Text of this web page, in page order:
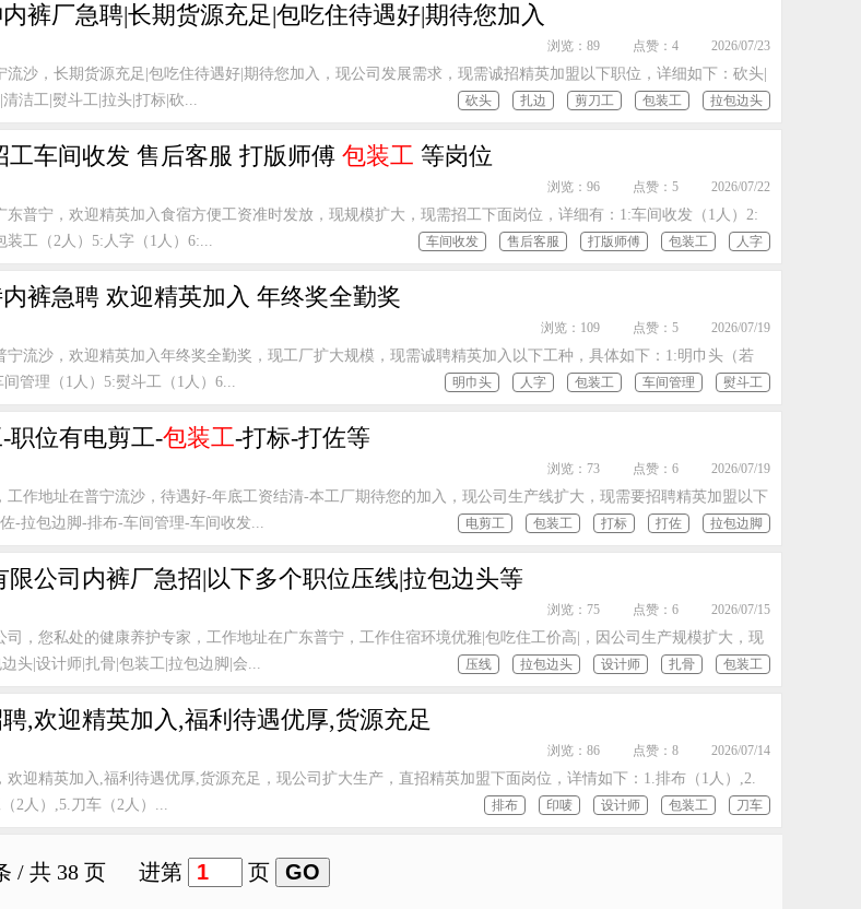
浏览：89 点赞：4 2026/07/23
裤厂急聘|长期货源充足|包吃住待遇好|期待您加入
流沙，长期货源充足|包吃住待遇好|期待您加入，现公司发展需求，现需诚招精英加盟以下职位，详细如下：砍头|
洁工|熨斗工|拉头|打标|砍...
砍头 扎边 剪刀工 包装工 拉包边头
浏览：96 点赞：5 2026/07/22
车间收发 售后客服 打版师傅 包装工 等岗位
东普宁，欢迎精英加入食宿方便工资准时发放，现规模扩大，现需招工下面岗位，详细有：1:车间收发（1人）2:
工（2人）5:人字（1人）6:...
车间收发 售后客服 打版师傅 包装工 人字
浏览：109 点赞：5 2026/07/19
裤急聘 欢迎精英加入 年终奖全勤奖
宁流沙，欢迎精英加入年终奖全勤奖，现工厂扩大规模，现需诚聘精英加入以下工种，具体如下：1:明巾头（若
管理（1人）5:熨斗工（1人）6...
明巾头 人字 包装工 车间管理 熨斗工
浏览：73 点赞：6 2026/07/19
职位有电剪工-包装工-打标-打佐等
工作地址在普宁流沙，待遇好-年底工资结清-本工厂期待您的加入，现公司生产线扩大，现需要招聘精英加盟以下
-拉包边脚-排布-车间管理-车间收发...
电剪工 包装工 打标 打佐 拉包边脚
浏览：75 点赞：6 2026/07/15
公司内裤厂急招|以下多个职位压线|拉包边头等
司，您私处的健康养护专家，工作地址在广东普宁，工作住宿环境优雅|包吃住工价高|，因公司生产规模扩大，现
头|设计师|扎骨|包装工|拉包边脚|会...
压线 拉包边头 设计师 扎骨 包装工
浏览：86 点赞：8 2026/07/14
,欢迎精英加入,福利待遇优厚,货源充足
欢迎精英加入,福利待遇优厚,货源充足，现公司扩大生产，直招精英加盟下面岗位，详情如下：1.排布（1人）,2.
2人）,5.刀车（2人）...
排布 印唛 设计师 包装工 刀车
/ 共 38 页 进第 页